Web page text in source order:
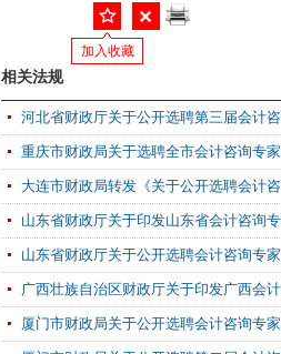
加入收藏
相关法规
河北省财政厅关于公开选聘第三届会计
重庆市财政局关于选聘全市会计咨询专
大连市财政局转发《关于公开选聘会计
山东省财政厅关于印发山东省会计咨询
山东省财政厅关于公开选聘会计咨询专
广西壮族自治区财政厅关于印发广西会
厦门市财政局关于公开选聘会计咨询专